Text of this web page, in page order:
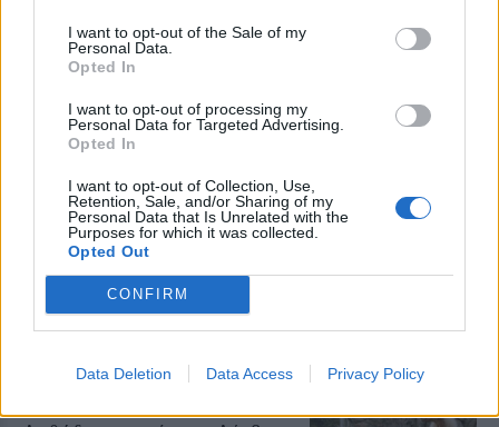
I want to opt-out of the Sale of my
Personal Data.
Opted In
I want to opt-out of processing my
Personal Data for Targeted Advertising.
Opted In
I want to opt-out of Collection, Use,
Retention, Sale, and/or Sharing of my
Personal Data that Is Unrelated with the
Purposes for which it was collected.
Opted Out
CONFIRM
Data Deletion Data Access Privacy Policy
Αντίδραση των ιδιωτικών
υπαλλήλων για τη Λευκή Νύχτα
της Μυτιλήνης
Υπαλλήλων Λέσβου για τα
διευρυμένα ωράρια και τις
συνθήκες εργασίας στα εμπορικά
καταστήματα
Η Λευκή Νύχτα γέμισε ζωή την
αγορά του Πλωμαρίου
Μουσική, χορός και αυξημένη
κίνηση στη δεύτερη διοργάνωση
του Εμπορικού Συλλόγου
Πλωμαρίου